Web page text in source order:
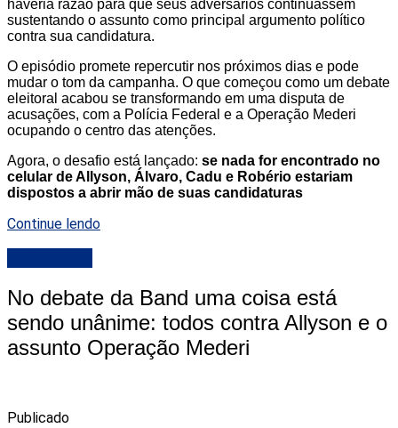
haveria razão para que seus adversários continuassem
sustentando o assunto como principal argumento político
contra sua candidatura.
O episódio promete repercutir nos próximos dias e pode
mudar o tom da campanha. O que começou como um debate
eleitoral acabou se transformando em uma disputa de
acusações, com a Polícia Federal e a Operação Mederi
ocupando o centro das atenções.
Agora, o desafio está lançado: se nada for encontrado no
celular de Allyson, Álvaro, Cadu e Robério estariam
dispostos a abrir mão de suas candidaturas
Continue lendo
No debate da Band uma coisa está
sendo unânime: todos contra Allyson e o
assunto Operação Mederi
Publicado